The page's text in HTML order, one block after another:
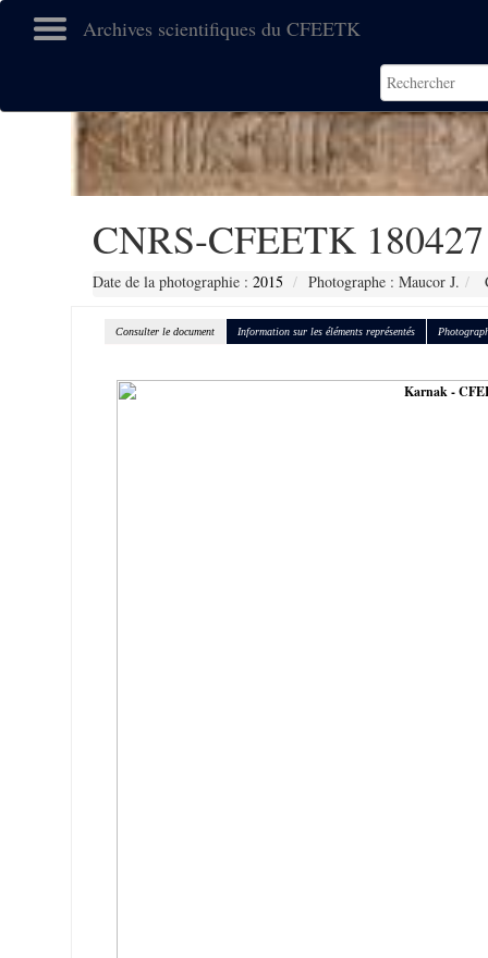
Archives scientifiques du CFEETK
CNRS-CFEETK 180427
Date de la photographie : 2015 Photographe : Maucor J.
Consulter le document Information sur les éléments représentés